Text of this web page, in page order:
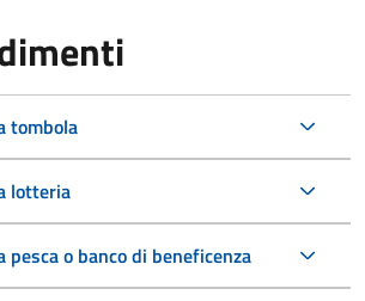
tombola
lotteria
pesca o banco di beneficenza